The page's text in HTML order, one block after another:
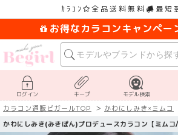
ｶﾗｺﾝ 全品送料無料 最短
お得なカラコンキャンペー
ログイン キープ モデル検索
カラコン通販ビガールTOP
かわにしみき×ミムコ
かわにしみき(みきぽん)プロデュースカラコン【ミム